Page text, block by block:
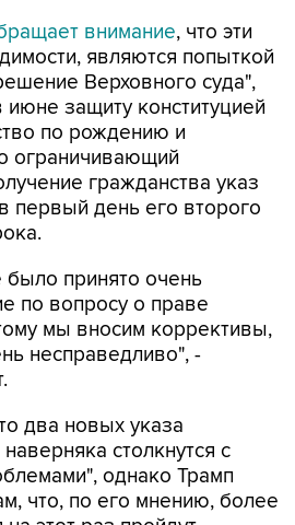
внимание, что эти
являются попыткой
Верховного суда",
защиту конституцией
по рождению и
ограничивающий
гражданства указ
первый день его второго
принято очень
по вопросу о праве
мы вносим коррективы,
несправедливо", -
два новых указа
столкнутся с
однако Трамп
что, по его мнению, более